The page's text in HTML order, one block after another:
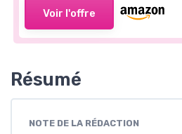
Voir l'offre
Résumé
NOTE DE LA RÉDACTION